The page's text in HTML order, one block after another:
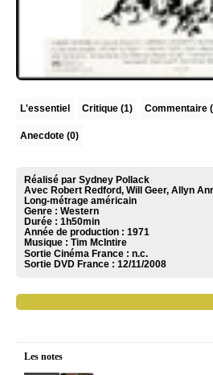
L'essentiel Critique (1) Commentaire
Anecdote (0)
Réalisé par Sydney Pollack
Avec Robert Redford, Will Geer, Allyn
Long-métrage américain
Genre : Western
Durée : 1h50min
Année de production : 1971
Musique : Tim McIntire
Sortie Cinéma France : n.c.
Sortie DVD France : 12/11/2008
Les notes